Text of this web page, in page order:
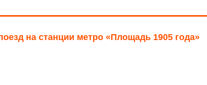
на станции метро «Площадь 1905 года»